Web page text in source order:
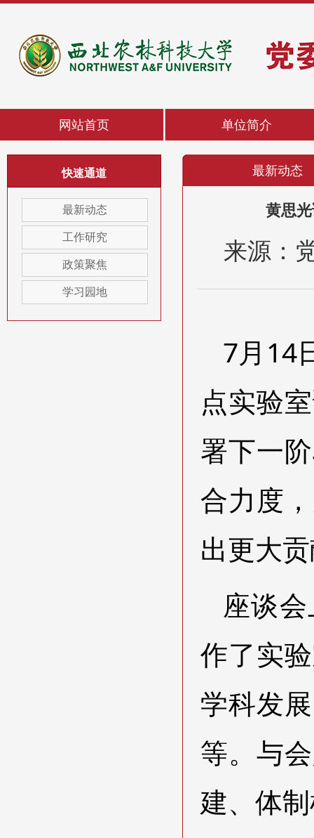
网站首页 单位简介
快速通道
最新动态
工作研究
政策聚焦
学习园地
最新动态
黄思
来源：
7月14
点实验
署下一
合力度
出更大
座谈
作了实
学科发
等。与
建、体